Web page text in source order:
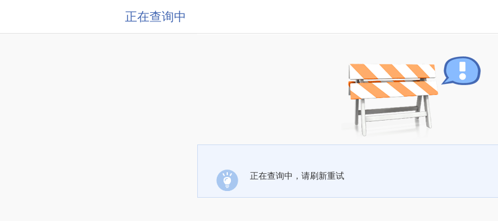
正在查询中
正在查询中，请刷新重试